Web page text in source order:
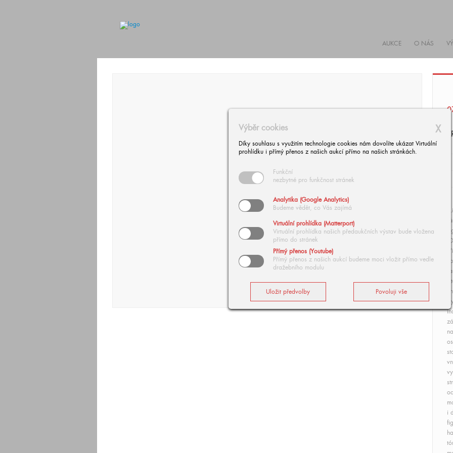
AUKCE O NÁS
X
Výběr cookies
Díky souhlasu s využitím technologie cookies nám dovolíte ukázat Virtuální
prohlídku i přímý přenos z našich aukcí přímo na našich stránkách.
Funkční
nezbytné pro funkčnost stránek
Analytika (Google Analytics)
Budeme vědět, co Vás zajímá
Virtuální prohlídka (Matterport)
Virtuální prohlídka našich předaukčních výstav bude vložena
přímo do stránek
Přímý přenos (Youtube)
Přímý přenos z našich aukcí budeme moci vložit přímo vedle
dražebního modulu
i